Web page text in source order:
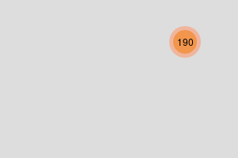
Niederösterreich
Oberösterreich
190